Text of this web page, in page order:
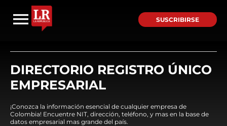
SUSCRIBIRSE
DIRECTORIO REGISTRO ÚNICO
EMPRESARIAL
¡Conozca la información esencial de cualquier empresa de
Colombia! Encuentre NIT, dirección, teléfono, y mas en la base de
datos empresarial mas grande del país.